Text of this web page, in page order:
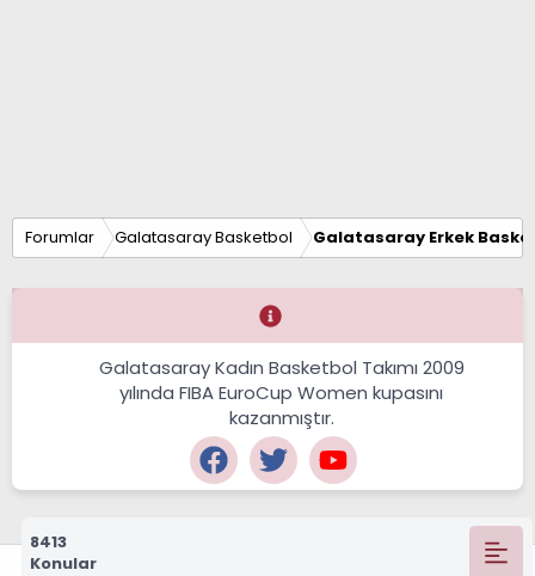
Forumlar Galatasaray Basketbol Galatasaray Erkek
Galatasaray Kadın Basketbol Takımı 2009
yılında FIBA EuroCup Women kupasını
kazanmıştır.
8413
Konular